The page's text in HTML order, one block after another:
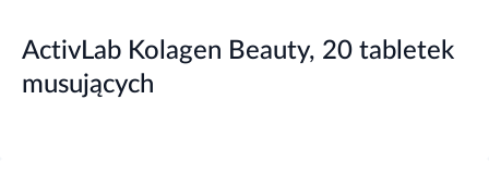
ActivLab Kolagen Beauty, 20 tabletek
musujących